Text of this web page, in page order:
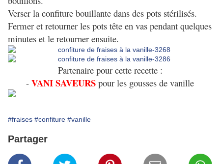
Verser la confiture bouillante dans des pots stérilisés.
Fermer et retourner les pots tête en vas pendant quelques
minutes et le retourner ensuite.
Partenaire pour cette recette :
- VANI SAVEURS pour les gousses de vanille
#fraises #confiture #vanille
Partager